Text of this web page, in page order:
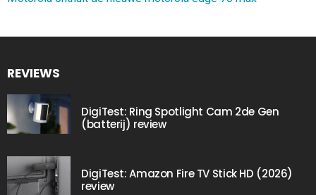
REVIEWS
DigiTest: Ring Spotlight Cam 2de Gen
(batterij) review
DigiTest: Amazon Fire TV Stick HD (2026)
review